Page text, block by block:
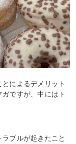
によるデメリット
ですが、中にはト
ブルが起きたこと